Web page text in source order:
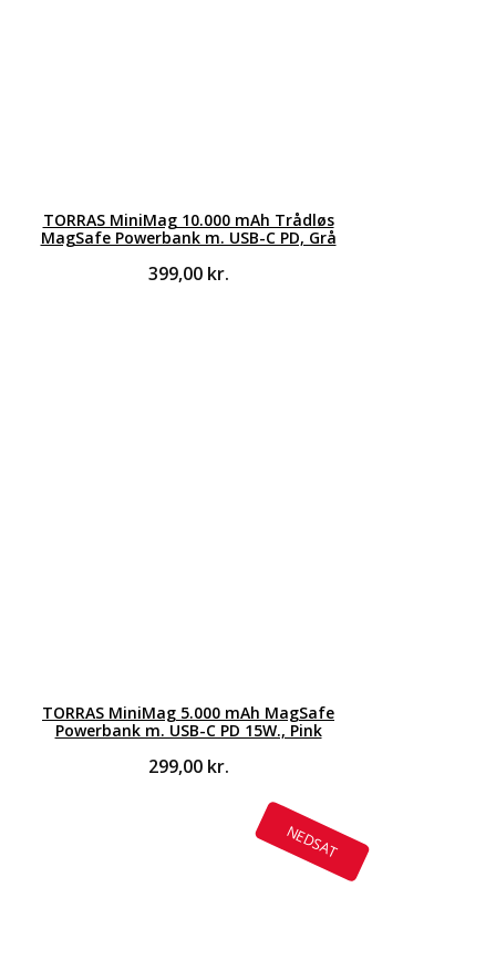
TORRAS MiniMag 10.000 mAh Trådløs
MagSafe Powerbank m. USB-C PD, Grå
399,00 kr.
TORRAS MiniMag 5.000 mAh MagSafe
Powerbank m. USB-C PD 15W., Pink
299,00 kr.
NEDSAT